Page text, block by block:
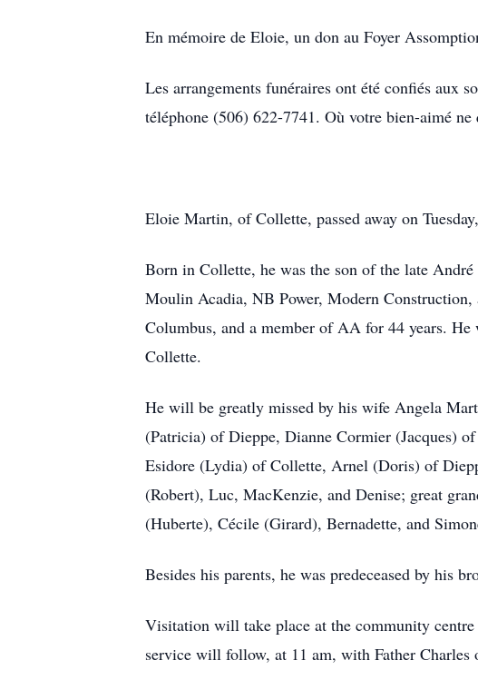
En mémoire de Eloie, un don au Foyer
Les arrangements funéraires ont été confiés aux
téléphone (506) 622-7741. Où votre bien-aimé ne
Eloie Martin, of Collette, passed away on
Born in Collette, he was the son of the late
Moulin Acadia, NB Power, Modern
Columbus, and a member of AA for 44 years.
Collette.
He will be greatly missed by his wife Angela
(Patricia) of Dieppe, Dianne Cormier (Jacques)
Esidore (Lydia) of Collette, Arnel (Doris) of
(Robert), Luc, MacKenzie, and Denise; great
(Huberte), Cécile (Girard), Bernadette, and
Besides his parents, he was predeceased by his
Visitation will take place at the community
service will follow, at 11 am, with Father Charles